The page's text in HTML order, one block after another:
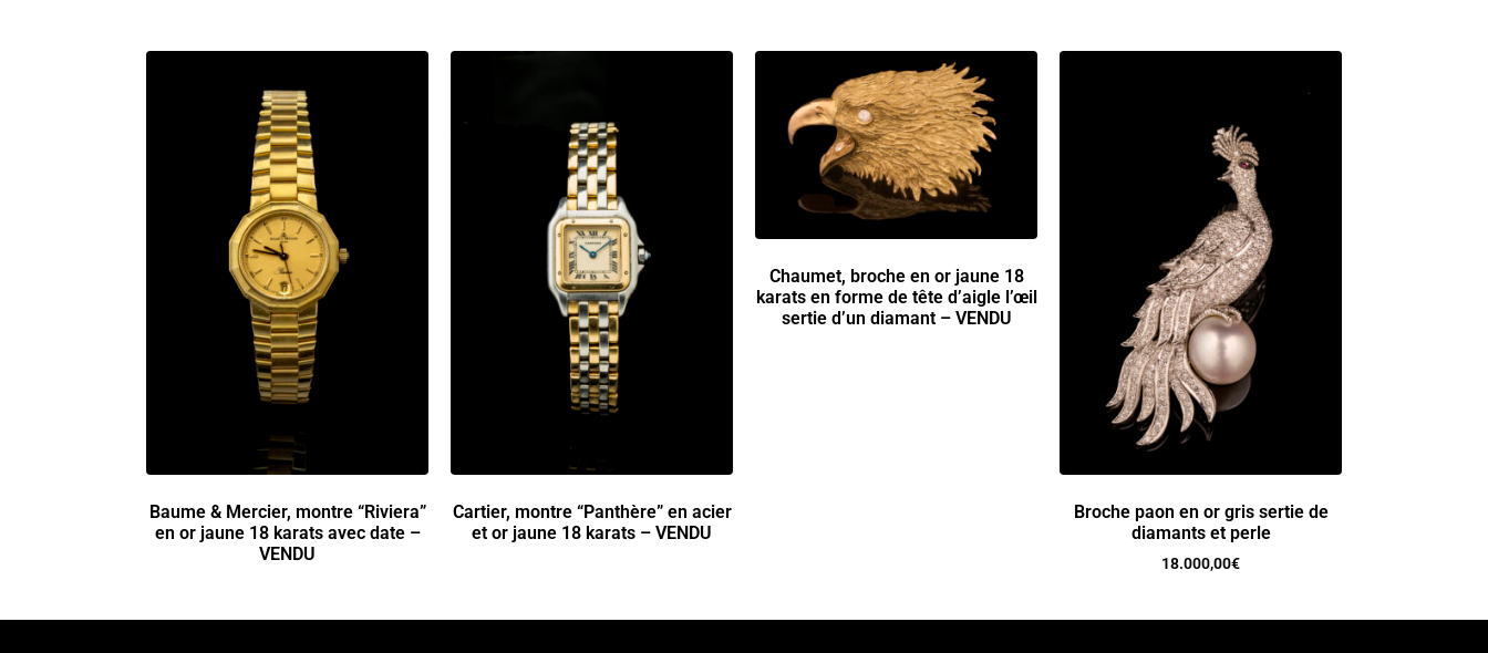
Baume & Mercier, montre “Riviera”
en or jaune 18 karats avec date –
VENDU
Cartier, montre “Panthère” en acier
et or jaune 18 karats – VENDU
Chaumet, broche en or jaune 18
karats en forme de tête d’aigle l’œil
sertie d’un diamant – VENDU
Broche paon en or gris sertie de
diamants et perle
18.000,00€